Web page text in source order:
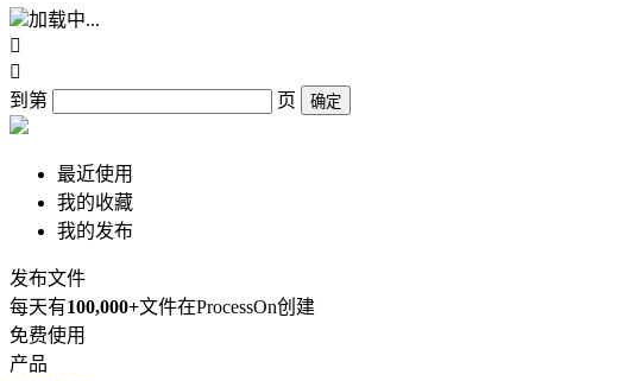
加载中...


到第
页 确定
最近使用
我的收藏
我的发布
发布文件
每天有100,000+文件在ProcessOn创建
免费使用
产品